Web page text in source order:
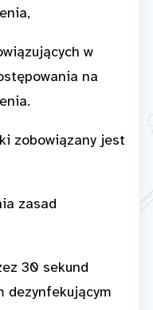
w
na
zobowiązany jest
zasad
30 sekund
dezynfekującym